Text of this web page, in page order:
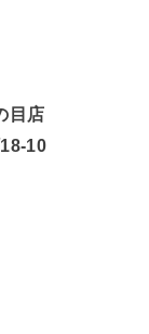
目店
10